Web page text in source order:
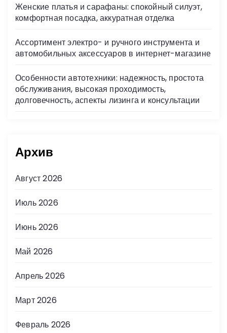
Женские платья и сарафаны: спокойный силуэт,
комфортная посадка, аккуратная отделка
Ассортимент электро- и ручного инструмента и
автомобильных аксессуаров в интернет-магазине
Особенности автотехники: надежность, простота
обслуживания, высокая проходимость,
долговечность, аспекты лизинга и консультации
Архив
Август 2026
Июль 2026
Июнь 2026
Май 2026
Апрель 2026
Март 2026
Февраль 2026